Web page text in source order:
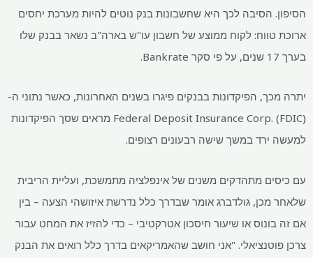
הסיפון. הסיבה לכך היא שחשבונות בנק נוטים להיות מערכת יחסים
ארוכת טווח: לקוח ממוצע של חשבון עו"ש בארה"ב נשאר בבנק שלו
בערך 17 שנים, על פי סקר Bankrate.
יתרה מכך, הפיקדונות בבנקים פיגרו בשנים האחרונות, כאשר נתוני ה-
Federal Deposit Insurance Corp. (FDIC) מראים שסך הפיקדונות
למעשה ירד במשך שישה רבעונים רצופים.
עם כיסים מתהדקים משנים של אינפלציה מתמשכת, ועליית הריבית
שלאחר מכן, גולדברג אומר שבדרך כלל נדרשת איזושהי הצעה – בין
אם זה בונוס או שיעור חיסכון אטרקטיבי – כדי להזיז את המחט עבור
צרכן פוטנציאלי. "אני חושב שהאמריקאים בדרך כלל רואים את הבנק